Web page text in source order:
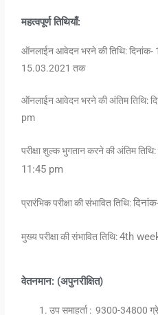
महत्वपूर्ण तिथियाँ:
ऑनलाईन आवेदन भरने की तिथि:
15.03.2021 तक
ऑनलाईन आवेदन भरने की अंतिम तिथि:
pm
परीक्षा शुल्क भुगतान करने की अंतिम तिथि:
11:45 pm
प्रारंभिक परीक्षा की संभावित तिथि:
मुख्य परीक्षा की संभावित तिथि:4th
वेतनमान: (अपुनरीक्षित)
उप समाहर्ता : 9300-34800